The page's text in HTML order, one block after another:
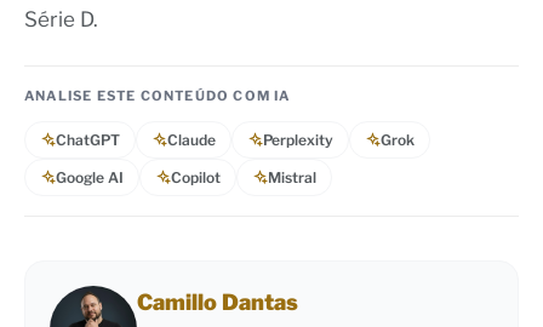
Série D.
ANALISE ESTE CONTEÚDO COM IA
ChatGPT Claude Perplexity Grok
Google AI Copilot Mistral
Camillo Dantas